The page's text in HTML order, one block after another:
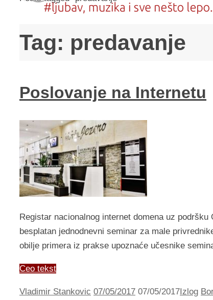
Tag: predavanje
Poslovanje na Internetu
Registar nacionalnog internet domena uz
besplatan jednodnevni seminar za male
obilje primera iz prakse upoznaće učesnike
Ceo tekst
Vladimir Stankovic 07/05/2017 07/05/2017Izlog